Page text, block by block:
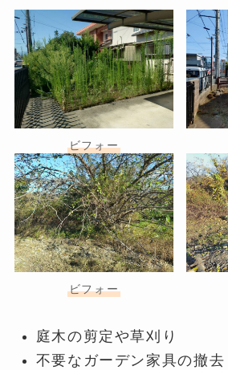
ビフォー
ビフォー
庭木の剪定や草刈り
不要なガーデン家具の撤去